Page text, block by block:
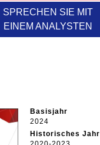
SPRECHEN SIE MIT
EINEM ANALYSTEN
Basisjahr
2024
Historisches Jahr